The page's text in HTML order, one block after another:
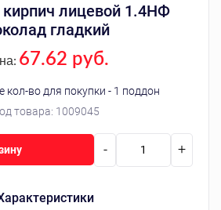
кирпич лицевой 1.4НФ
гладкий
товара: 1009045
67.62 руб.
во для покупки - 1 поддон
- +